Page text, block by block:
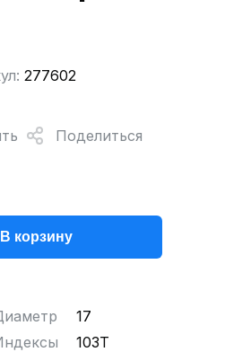
277602
Поделиться
В корзину
17
103T